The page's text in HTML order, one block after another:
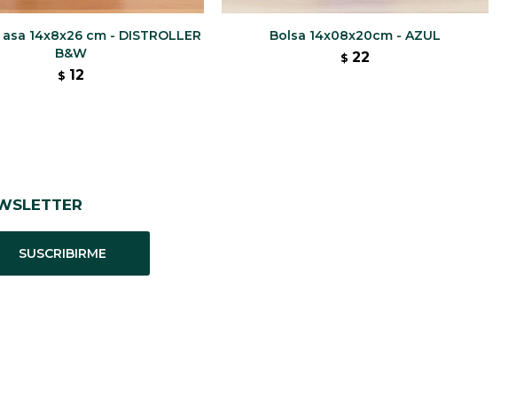
14x8x26 cm - DISTROLLER
B&W
$ 12
Bolsa 14x08x20cm - AZUL
$ 22
SUSCRIBIRME